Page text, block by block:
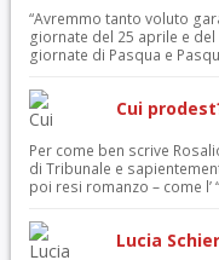
“Avremmo tanto voluto
giornate del 25 aprile e
giornate di Pasqua e
Cui
Per come ben scrive
di Tribunale e
poi resi romanzo – come l’
Lucia